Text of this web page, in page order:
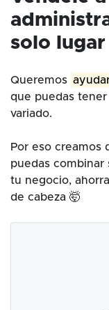
solo lugar
Queremos
que puedas
variado.
Por eso creamos
puedas combinar
tu negocio,
de cabeza 🤯